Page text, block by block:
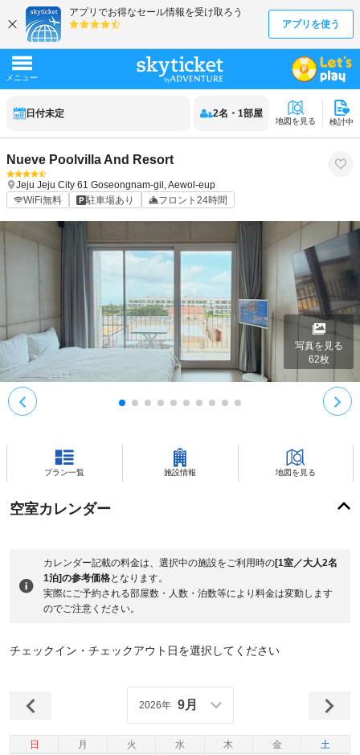
日付未定 2名 ・ 1部屋
地図を見る 検討中
Nueve Poolvilla And Resort
Jeju Jeju City 61 Goseongnam-gil, Aewol-eup
WiFi無料
駐車場あり フロント24時間
写真を見る
62枚
プラン一覧 施設情報 地図を見る
空室カレンダー
カレンダー記載の料金は、選択中の施設をご利用時の[1室／大人2名
1泊]の参考価格となります。
実際にご予約される部屋数・人数・泊数等により料金は変動します
のでご注意ください。
チェックイン・チェックアウト日を選択してください
日 月 火 水 木 金 土
2026年 9月